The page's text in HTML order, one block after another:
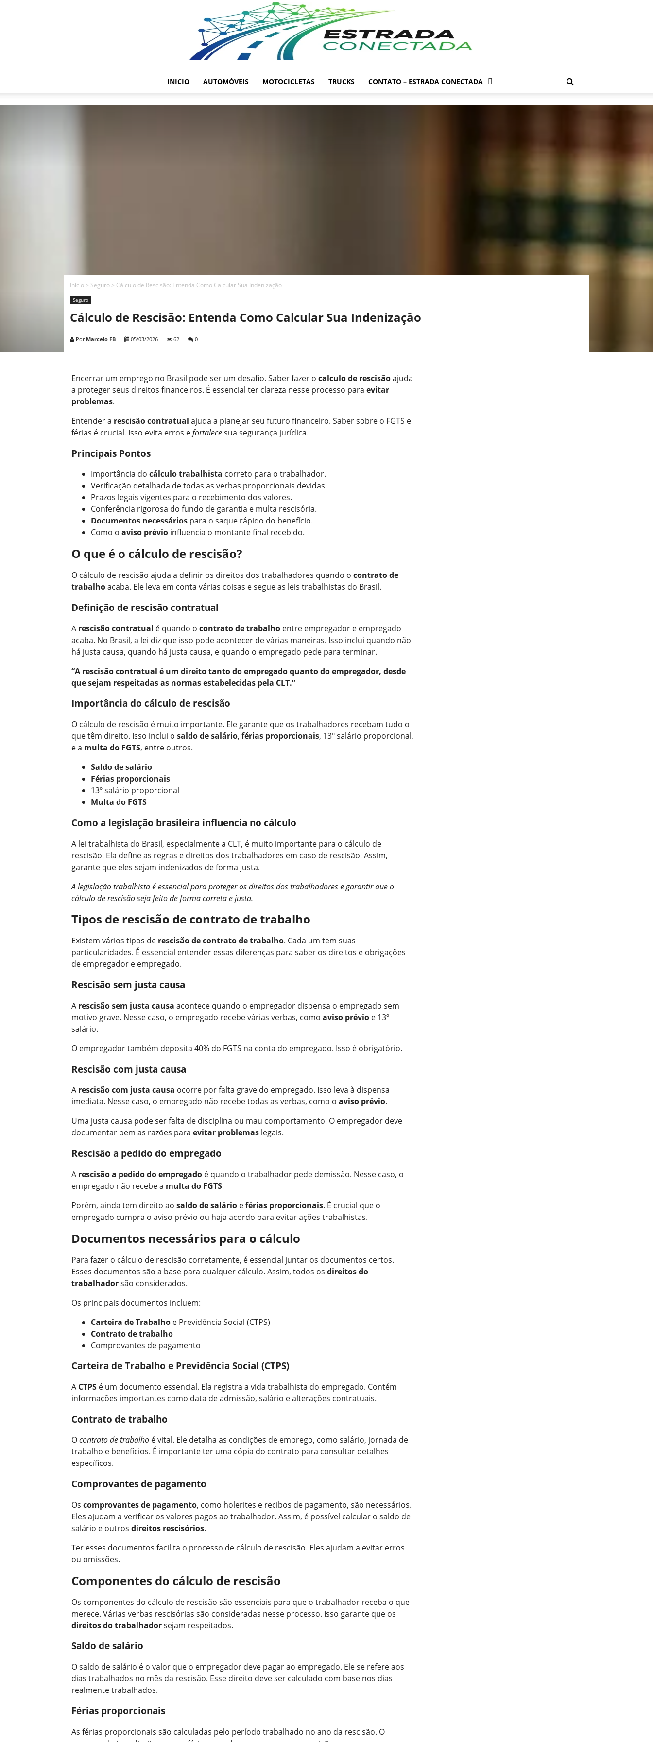
INICIO AUTOMÓVEIS MOTOCICLETAS TRUCKS CONTATO – ESTRADA CONECTADA
Inicio > Seguro > Cálculo de Rescisão: Entenda Como Calcular Sua Indenização
Seguro
Cálculo de Rescisão: Entenda Como Calcular Sua Indenização
Por Marcelo FB 05/03/2026 62 0
Encerrar um emprego no Brasil pode ser um desafio. Saber fazer o calculo de rescisãoajuda
a proteger seus direitos financeiros. É essencial ter clareza nesse processo para evitar
problemas.
Entender a rescisão contratual ajuda a planejar seu futuro financeiro. Saber sobre o FGTS e
férias é crucial. Isso evita erros efortalecesua segurança jurídica.
Principais Pontos
Importância do cálculo trabalhista correto para o trabalhador.
Verificação detalhada de todas as verbas proporcionais devidas.
Prazos legais vigentes para o recebimento dos valores.
Conferência rigorosa do fundo de garantia e multa rescisória.
Documentos necessários para o saque rápido do benefício.
Como o aviso prévio influencia o montante final recebido.
O que é o cálculo de rescisão?
O cálculo de rescisão ajuda a definir os direitos dos trabalhadores quando o contrato de
trabalhoacaba. Ele leva em conta várias coisas e segue as leis trabalhistas do Brasil.
Definição de rescisão contratual
A rescisão contratual é quando o contrato de trabalho entre empregador e empregado
acaba. No Brasil, a lei diz que isso pode acontecer de várias maneiras. Isso inclui quando não
há justa causa, quando há justa causa, e quando o empregado pede para terminar.
“A rescisão contratual é um direito tanto do empregado quanto do empregador, desde
que sejam respeitadas as normas estabelecidas pela CLT.”
Importância do cálculo de rescisão
O cálculo de rescisão é muito importante. Ele garante que os trabalhadores recebam tudo o
que têm direito. Isso inclui o saldo de salário, férias proporcionais, 13º salário proporcional,
e a multa do FGTS, entre outros.
Saldo de salário
Férias proporcionais
13º salário proporcional
Multa do FGTS
Como a legislação brasileira influencia no cálculo
A lei trabalhista do Brasil, especialmente a CLT, é muito importante para o cálculo de
rescisão. Ela define as regras e direitos dos trabalhadores em caso de rescisão. Assim,
garante que eles sejam indenizados de forma justa.
A legislação trabalhista é essencial para proteger os direitos dos trabalhadores e garantir que o
cálculo de rescisão seja feito de forma correta e justa.
Tipos de rescisão de contrato de trabalho
Existem vários tipos de rescisão de contrato de trabalho. Cada um tem suas
particularidades. É essencial entender essas diferenças para saber os direitos e obrigações
de empregador e empregado.
Rescisão sem justa causa
A rescisão sem justa causa acontece quando o empregador dispensa o empregado sem
motivo grave. Nesse caso, o empregado recebe várias verbas, como aviso prévio e 13º
salário.
O empregador também deposita 40% do FGTS na conta do empregado. Isso é obrigatório.
Rescisão com justa causa
A rescisão com justa causa ocorre por falta grave do empregado. Isso leva à dispensa
imediata. Nesse caso, o empregado não recebe todas as verbas, como o aviso prévio.
Uma justa causa pode ser falta de disciplina ou mau comportamento. O empregador deve
documentar bem as razões para evitar problemas legais.
Rescisão a pedido do empregado
A rescisão a pedido do empregado é quando o trabalhador pede demissão. Nesse caso, o
empregado não recebe a multa do FGTS.
Porém, ainda tem direito ao saldo de salário eférias proporcionais. É crucial que o
empregado cumpra o aviso prévio ou haja acordo para evitar ações trabalhistas.
Documentos necessários para o cálculo
Para fazer o cálculo de rescisão corretamente, é essencial juntar os documentos certos.
Esses documentos são a base para qualquer cálculo. Assim, todos os direitos do
trabalhadorsão considerados.
Os principais documentos incluem:
Carteira de Trabalho e Previdência Social (CTPS)
Contrato de trabalho
Comprovantes de pagamento
Carteira de Trabalho e Previdência Social (CTPS)
A CTPS é um documento essencial. Ela registra a vida trabalhista do empregado. Contém
informações importantes como data de admissão, salário e alterações contratuais.
Contrato de trabalho
Ocontrato de trabalho é vital. Ele detalha as condições de emprego, como salário, jornada de
trabalho e benefícios. É importante ter uma cópia do contrato para consultar detalhes
específicos.
Comprovantes de pagamento
Os comprovantes de pagamento, como holerites e recibos de pagamento, são necessários.
Eles ajudam a verificar os valores pagos ao trabalhador. Assim, é possível calcular o saldo de
salário e outros direitos rescisórios.
Ter esses documentos facilita o processo de cálculo de rescisão. Eles ajudam a evitar erros
ou omissões.
Componentes do cálculo de rescisão
Os componentes do cálculo de rescisão são essenciais para que o trabalhador receba o que
merece. Várias verbas rescisórias são consideradas nesse processo. Isso garante que os
direitos do trabalhadorsejam respeitados.
Saldo de salário
O saldo de salário é o valor que o empregador deve pagar ao empregado. Ele se refere aos
dias trabalhados no mês da rescisão. Esse direito deve ser calculado com base nos dias
realmente trabalhados.
Férias proporcionais
As férias proporcionais são calculadas pelo período trabalhado no ano da rescisão. O